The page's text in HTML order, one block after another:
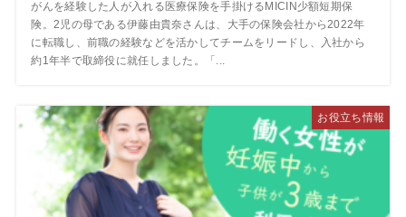
がんを経験した人が入れる医療保険を手掛けるMICIN少額短期保
険。2児の母である伊藤由貴奈さんは、大手の保険会社から2022年
に転職し、前職の経験などを活かしてチームをリードし、入社から
約1年半で取締役に就任しました。「...
お役立ち情報